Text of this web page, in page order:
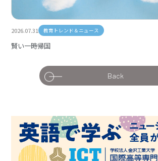
2026.07.31 教育トレンド＆ニュース
賢い一時帰国
Back